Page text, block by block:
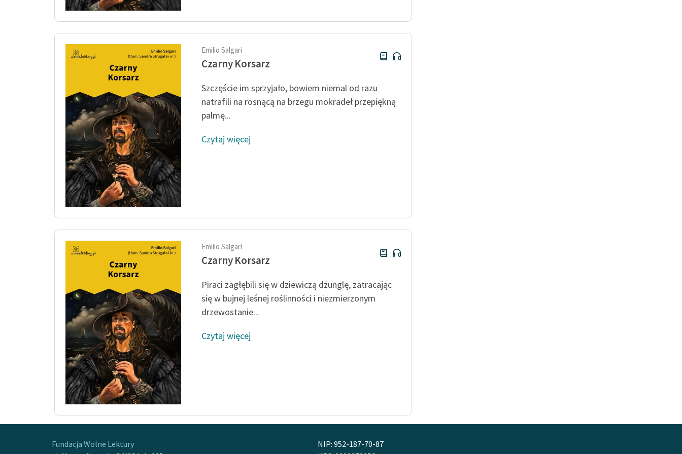
Emilio Salgari
Czarny Korsarz
Szczęście im sprzyjało, bowiem niemal od razu
natrafili na rosnącą na brzegu mokradeł przepiękną
palmę...
Czytaj więcej
Emilio Salgari
Czarny Korsarz
Piraci zagłębili się w dziewiczą dżunglę, zatracając
się w bujnej leśnej roślinności i niezmierzonym
drzewostanie...
Czytaj więcej
Fundacja Wolne Lektury
NIP: 952-187-70-87